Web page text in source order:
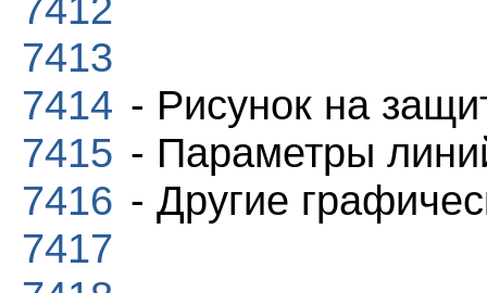
7413
7414 - Рисунок на
7415 - Параметры
7416 - Другие
7417